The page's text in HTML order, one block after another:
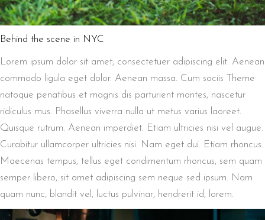
Behind the scene in NYC
Lorem ipsum dolor sit amet, consectetuer adipiscing elit. Aenean
commodo ligula eget dolor. Aenean massa. Cum sociis Theme
natoque penatibus et magnis dis parturient montes, nascetur
ridiculus mus. Phasellus viverra nulla ut metus varius laoreet.
Quisque rutrum. Aenean imperdiet. Etiam ultricies nisi vel augue.
Curabitur ullamcorper ultricies nisi. Nam eget dui. Etiam rhoncus.
Maecenas tempus, tellus eget condimentum rhoncus, sem quam
semper libero, sit amet adipiscing sem neque sed ipsum. Nam
quam nunc, blandit vel, luctus pulvinar, hendrerit id, lorem.